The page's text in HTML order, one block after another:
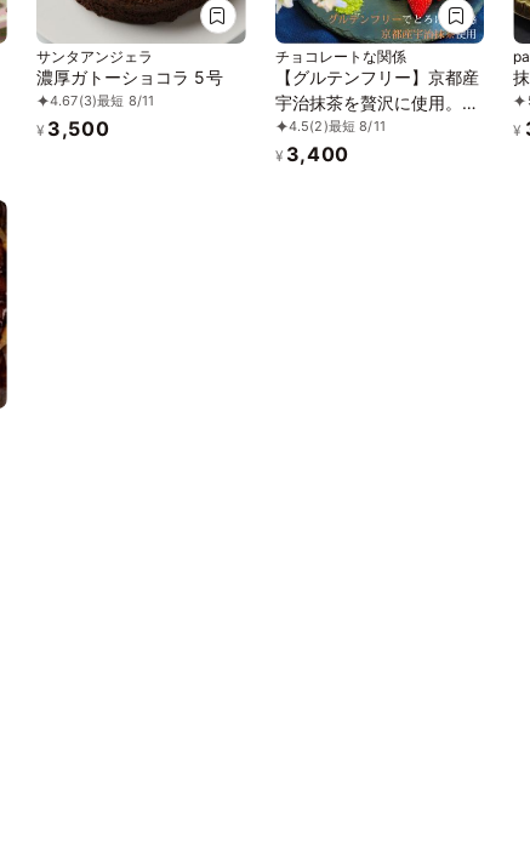
サンタアンジェラ
濃厚ガトーショコラ 5号
4.67(3)最短 8/11
¥ 3,500
チョコレートな関係
【グルテンフリー】京都産
宇治抹茶を贅沢に使用。抹
茶生ガトーショコラ チョ
コレートな関係
4.5(2)最短 8/11
¥ 3,400
¥